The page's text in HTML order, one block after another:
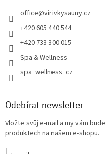
office@virivkysauny.cz
+420 605 440 544
+420 733 300 015
Spa & Wellness
spa_wellness_cz
Odebírat newsletter
Vložte svůj e-mail a my vám
produktech na našem e-shopu.